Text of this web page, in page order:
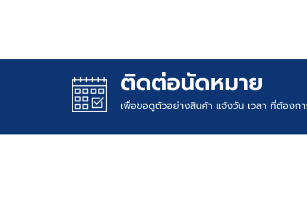
ติดต่อนัดหมาย
เพื่อขอดูตัวอย่างสินค้า แจ้งวัน เวลา ที่ต้องก